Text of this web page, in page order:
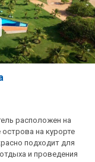
расположен на
на курорте
подходит для
и проведения